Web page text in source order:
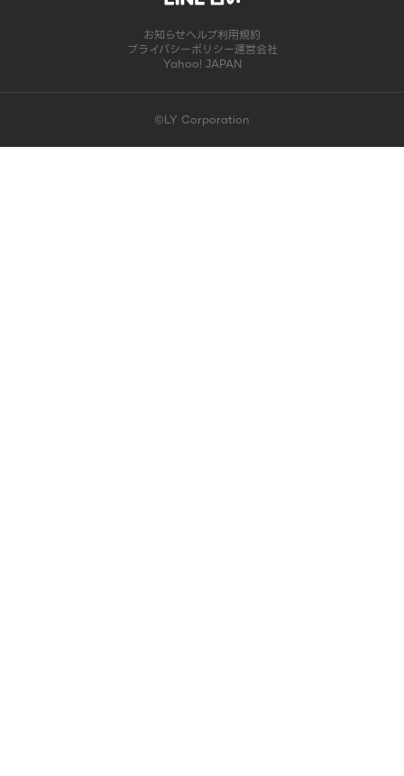
お知らせヘルプ利用規約
プライバシーポリシー運営会社
Yahoo! JAPAN
©LY Corporation
このコンテンツは掲載が終了しました | LINE占い